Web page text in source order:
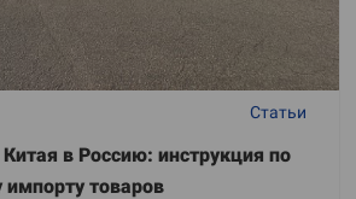
Статьи
в Россию: инструкция по
товаров